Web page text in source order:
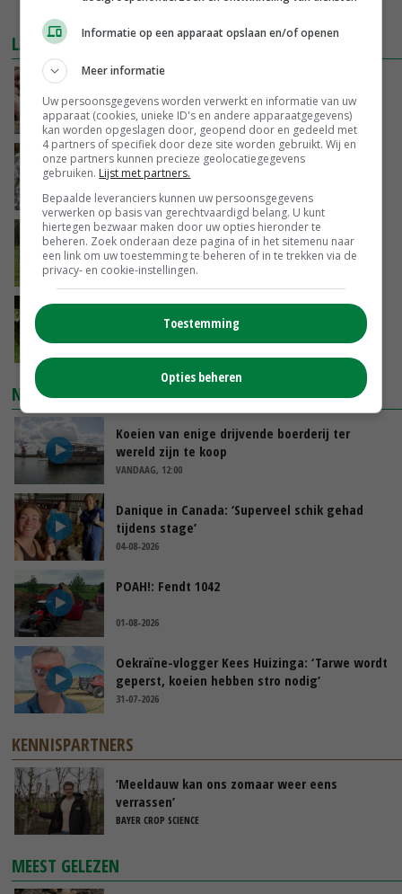
LAATSTE NIEUWS
periode van zes maanden
VANDAAG, 13:49
Nederlands project versterkt Iraakse
groentetelers
VANDAAG, 13:39
Westnijlvirus vastgesteld bij paard in
Schipluiden
VANDAAG, 13:04
wateropname koe
NIEUWSTE VIDEO'S
Koeien van enige drijvende boerderij ter
wereld zijn te koop
VANDAAG, 12:00
Danique in Canada: ‘Superveel schik gehad
tijdens stage’
04-08-2026
POAH!: Fendt 1042
01-08-2026
Oekraïne-vlogger Kees Huizinga: ‘Tarwe wordt
geperst, koeien hebben stro nodig’
31-07-2026
KENNISPARTNERS
‘Meeldauw kan ons zomaar weer eens
verrassen’
BAYER CROP SCIENCE
MEEST GELEZEN
Informatie op een apparaat opslaan en/of openen
Meer informatie
Uw persoonsgegevens worden verwerkt en informatie van uw
apparaat (cookies, unieke ID's en andere apparaatgegevens)
kan worden opgeslagen door, geopend door en gedeeld met
4 partners of specifiek door deze site worden gebruikt. Wij en
onze partners kunnen precieze geolocatiegegevens
gebruiken. Lijst met partners.
Bepaalde leveranciers kunnen uw persoonsgegevens
verwerken op basis van gerechtvaardigd belang. U kunt
hiertegen bezwaar maken door uw opties hieronder te
beheren. Zoek onderaan deze pagina of in het sitemenu naar
een link om uw toestemming te beheren of in te trekken via de
privacy- en cookie-instellingen.
Toestemming
Opties beheren